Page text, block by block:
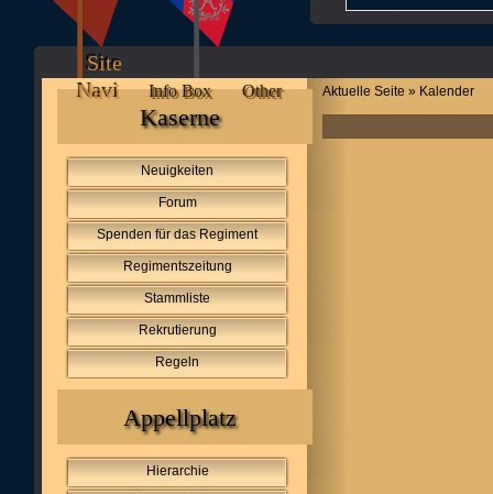
Site
Navi
Info Box Other
Kaserne
Neuigkeiten
Forum
Spenden für das Regiment
Regimentszeitung
Stammliste
Rekrutierung
Regeln
Appellplatz
Hierarchie
Aktuelle Seite » Kalender